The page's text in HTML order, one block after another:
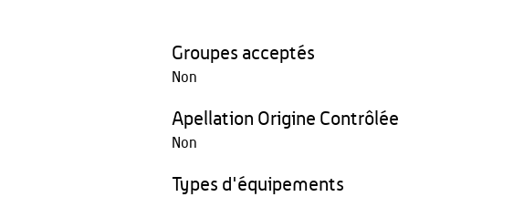
Groupes acceptés
Non
Apellation Origine Contrôlée
Non
Types d'équipements